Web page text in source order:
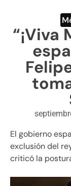
“¡Viva
El gobierno
exclusión del
criticó la